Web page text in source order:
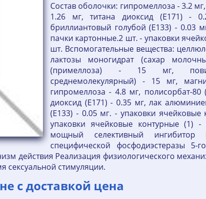
Состав оболочки: гипромеллоза - 3.2
1.26 мг, титана диоксид (E171) -
бриллиантовый голубой (E133) - 0.03
пачки картонные.2 шт. - упаковки
шт. Вспомогательные вещества:
лактозы моногидрат (сахар
(примеллоза) - 15 мг,
среднемолекулярный) - 15 мг,
гипромеллоза - 4.8 мг, полисорбат-
диоксид (E171) - 0.35 мг, лак
(E133) - 0.05 мг. - упаковки
упаковки ячейковые контурные (1)
мощный селективный ингибитор
специфической фосфодиэстеразы
действия Реализация физиологического
сексуальной стимуляции.
с доставкой цена